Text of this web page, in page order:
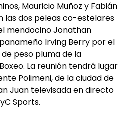
Mauricio Muñoz y Fabián
las dos peleas co-estelares
mendocino Jonathan
Irving Berry por el
peso pluma de la
La reunión tendrá lugar
Polimeni, de la ciudad de
Juan televisada en directo
Sports.